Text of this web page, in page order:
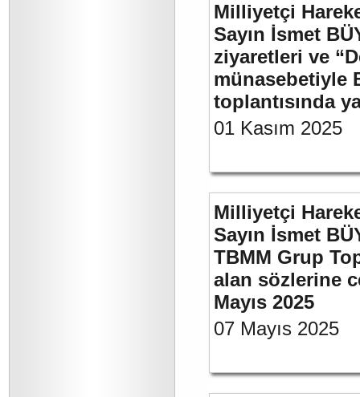
Milliyetçi
Sayın İsmet
ziyaretleri ve
münasebetiyle
toplantısında
01 Kasım 2025
Milliyetçi
Sayın İsmet
TBMM Grup
alan sözlerine
Mayıs 2025
07 Mayıs 2025